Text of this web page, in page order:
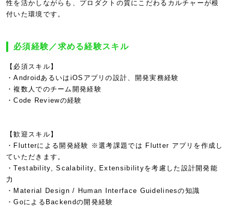
性を活かしながらも、プロダクトの質にこだわるカルチャーが根
付いた環境です。
必須経験／求める経験スキル
【必須スキル】
・AndroidあるいはiOSアプリの設計、開発実務経験
・複数人でのチーム開発経験
・Code Reviewの経験
【歓迎スキル】
・Flutterによる開発経験 ※選考課題では Flutter アプリを作成し
ていただきます。
・Testability, Scalability, Extensibilityを考慮した設計開発能
力
・Material Design / Human Interface Guidelinesの知識
・GoによるBackendの開発経験